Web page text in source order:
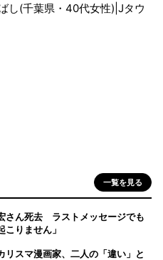
し(千葉県・40代女性)|Jタウ
一覧を見る
さん死去 ラストメッセージでも
りません」
スマ漫画家、二人の「違い」と